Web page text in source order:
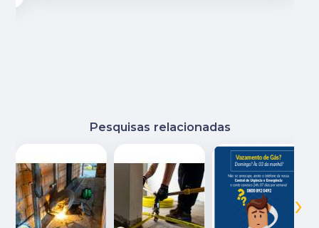
Pesquisas relacionadas
‹ ›